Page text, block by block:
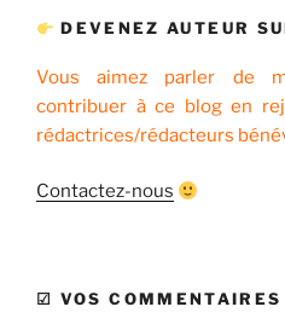
DEVENEZ AUTEUR
Vous aimez parler de
contribuer à ce blog en
rédactrices/rédacteurs
Contactez-nous
☑ VOS